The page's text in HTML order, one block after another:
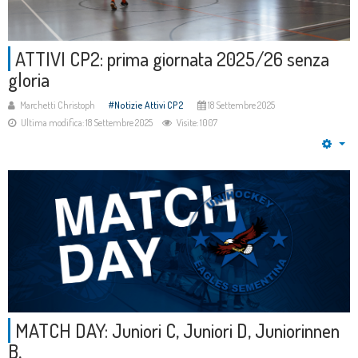
ATTIVI CP2: prima giornata 2025/26 senza
gloria
Marchetti Christoph Notizie Attivi CP2
18 Settembre 2025
Ultima modifica: 18 Settembre 2025
Visite: 1007
MATCH DAY: Juniori C, Juniori D, Juniorinnen
B,